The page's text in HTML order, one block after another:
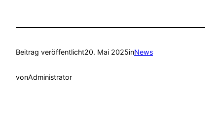
Beitrag veröffentlicht20. Mai 2025inNews
vonAdministrator